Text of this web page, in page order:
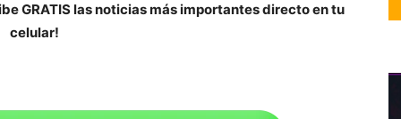
GRATIS las noticias más importantes directo en tu
celular!